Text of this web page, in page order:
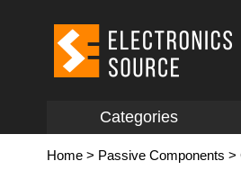
Categories
Home > Passive Components >